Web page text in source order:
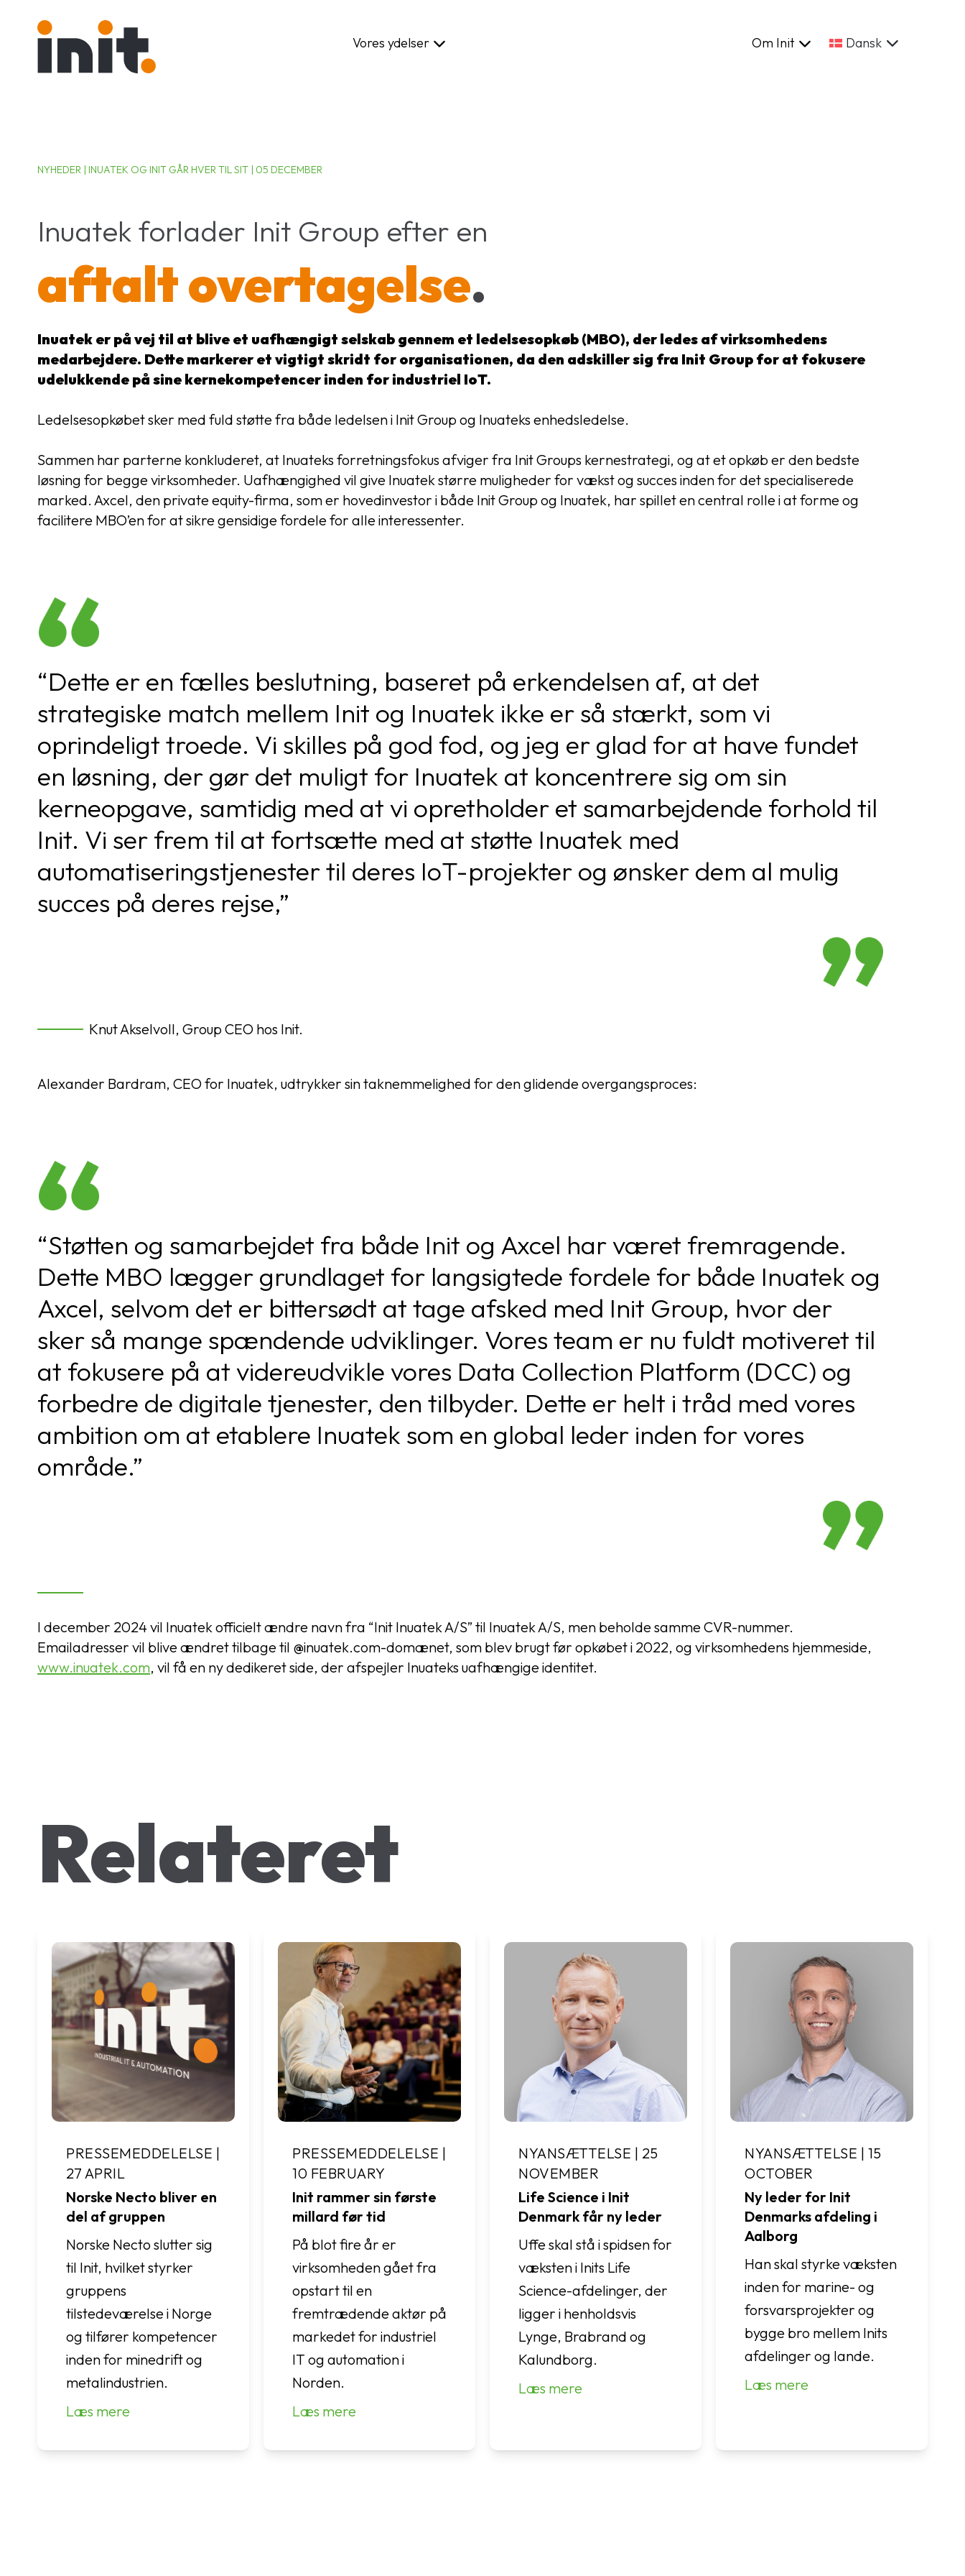
Vores ydelser Om Init Dansk
NYHEDER | INUATEK OG INIT GÅR HVER TIL SIT | 05 DECEMBER
Inuatek forlader Init Group efter en
aftalt overtagelse.
Inuatek er på vej til at blive et uafhængigt selskab gennem et ledelsesopkøb (MBO), der ledes af virksomhedens
medarbejdere. Dette markerer et vigtigt skridt for organisationen, da den adskiller sig fra Init Group for at fokusere
udelukkende på sine kernekompetencer inden for industriel IoT.
Ledelsesopkøbet sker med fuld støtte fra både ledelsen i Init Group og Inuateks enhedsledelse.
Sammen har parterne konkluderet, at Inuateks forretningsfokus afviger fra Init Groups kernestrategi, og at et opkøb er den bedste
løsning for begge virksomheder. Uafhængighed vil give Inuatek større muligheder for vækst og succes inden for det specialiserede
marked. Axcel, den private equity-firma, som er hovedinvestor i både Init Group og Inuatek, har spillet en central rolle i at forme og
facilitere MBO’en for at sikre gensidige fordele for alle interessenter.
“Dette er en fælles beslutning, baseret på erkendelsen af, at det
strategiske match mellem Init og Inuatek ikke er så stærkt, som vi
oprindeligt troede. Vi skilles på god fod, og jeg er glad for at have fundet
en løsning, der gør det muligt for Inuatek at koncentrere sig om sin
kerneopgave, samtidig med at vi opretholder et samarbejdende forhold til
Init. Vi ser frem til at fortsætte med at støtte Inuatek med
automatiseringstjenester til deres IoT-projekter og ønsker dem al mulig
succes på deres rejse,”
Knut Akselvoll, Group CEO hos Init.
Alexander Bardram, CEO for Inuatek, udtrykker sin taknemmelighed for den glidende overgangsproces:
“Støtten og samarbejdet fra både Init og Axcel har været fremragende.
Dette MBO lægger grundlaget for langsigtede fordele for både Inuatek og
Axcel, selvom det er bittersødt at tage afsked med Init Group, hvor der
sker så mange spændende udviklinger. Vores team er nu fuldt motiveret til
at fokusere på at videreudvikle vores Data Collection Platform (DCC) og
forbedre de digitale tjenester, den tilbyder. Dette er helt i tråd med vores
ambition om at etablere Inuatek som en global leder inden for vores
område.”
I december 2024 vil Inuatek officielt ændre navn fra “Init Inuatek A/S” til Inuatek A/S, men beholde samme CVR-nummer.
Emailadresser vil blive ændret tilbage til @inuatek.com-domænet, som blev brugt før opkøbet i 2022, og virksomhedens hjemmeside,
www.inuatek.com, vil få en ny dedikeret side, der afspejler Inuateks uafhængige identitet.
Relateret
PRESSEMEDDELELSE |
27 APRIL
Norske Necto bliver en
del af gruppen
Norske Necto slutter sig
til Init, hvilket styrker
gruppens
tilstedeværelse i Norge
og tilfører kompetencer
inden for minedrift og
metalindustrien.
Læs mere
PRESSEMEDDELELSE |
10 FEBRUARY
Init rammer sin første
millard før tid
På blot fire år er
virksomheden gået fra
opstart til en
fremtrædende aktør på
markedet for industriel
IT og automation i
Norden.
Læs mere
NYANSÆTTELSE | 25
NOVEMBER
Life Science i Init
Denmark får ny leder
Uffe skal stå i spidsen for
væksten i Inits Life
Science-afdelinger, der
ligger i henholdsvis
Lynge, Brabrand og
Kalundborg.
Læs mere
NYANSÆTTELSE | 15
OCTOBER
Ny leder for Init
Denmarks afdeling i
Aalborg
Han skal styrke væksten
inden for marine- og
forsvarsprojekter og
bygge bro mellem Inits
afdelinger og lande.
Læs mere